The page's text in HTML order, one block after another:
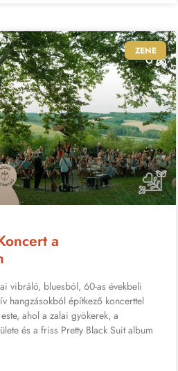
ZENE
a
vibráló, bluesból, 60-as évekbeli
hangzásokból építkező koncerttel
ahol a zalai gyökerek, a
és a friss Pretty Black Suit album